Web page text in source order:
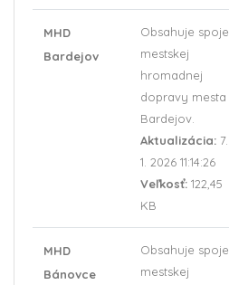
MHD
Bardejov
Obsahuje spoje
mestskej
hromadnej
dopravy mesta
Bardejov.
Aktualizácia: 7.
1. 2026 11:14:26
Veľkosť: 122,45
KB
MHD
Bánovce
Obsahuje spoje
mestskej